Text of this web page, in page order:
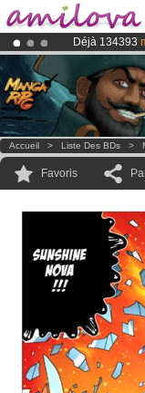
Déjà 134393
Abonnement
LeKickstarter
Accueil > Liste Des BDs >
Favoris